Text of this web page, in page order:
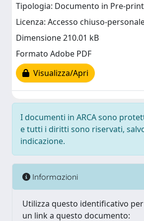
Tipologia: Documento in Pre-print
Licenza: Accesso chiuso-
Dimensione 210.01 kB
Formato Adobe PDF
Visualizza/Apri
I documenti in ARCA sono
e tutti i diritti sono riservati,
indicazione.
Informazioni
Utilizza questo identificativo
un link a questo documento: